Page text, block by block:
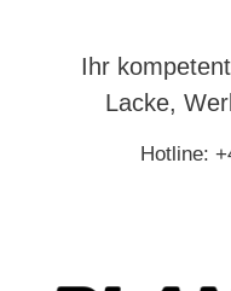
Ihr
Lacke,
Hotline: